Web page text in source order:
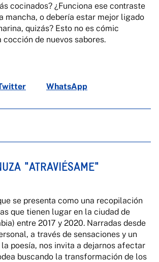
cocinados? ¿Funciona ese contraste
mancha, o debería estar mejor ligado
quizás? Esto no es cómic
de nuevos sabores.
WhatsApp
"ATRAVIÉSAME"
se presenta como una recopilación
que tienen lugar en la ciudad de
entre 2017 y 2020. Narradas desde
a través de sensaciones y un
poesía, nos invita a dejarnos afectar
buscando la transformación de los